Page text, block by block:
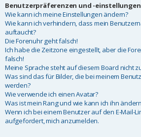
Benutzerpräferenzen und -einstellungen
Wie kann ich meine Einstellungen ändern?
Wie kann ich verhindern, dass mein
auftaucht?
Die Forenuhr geht falsch!
Ich habe die Zeitzone eingestellt, aber die
falsch!
Meine Sprache steht auf diesem Board nicht
Was sind das für Bilder, die bei meinem
werden?
Wie verwende ich einen Avatar?
Was ist mein Rang und wie kann ich ihn
Wenn ich bei einem Benutzer auf den E-Mail-
aufgefordert, mich anzumelden.